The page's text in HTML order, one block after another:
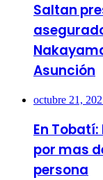
Saltan
Asunción
octubre 21,
En
por mas
persona